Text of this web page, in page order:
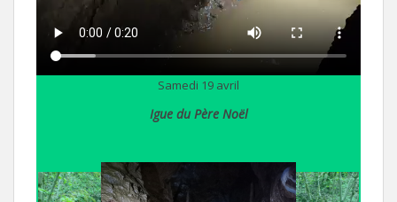
Samedi 19 avril
Igue du Père Noël